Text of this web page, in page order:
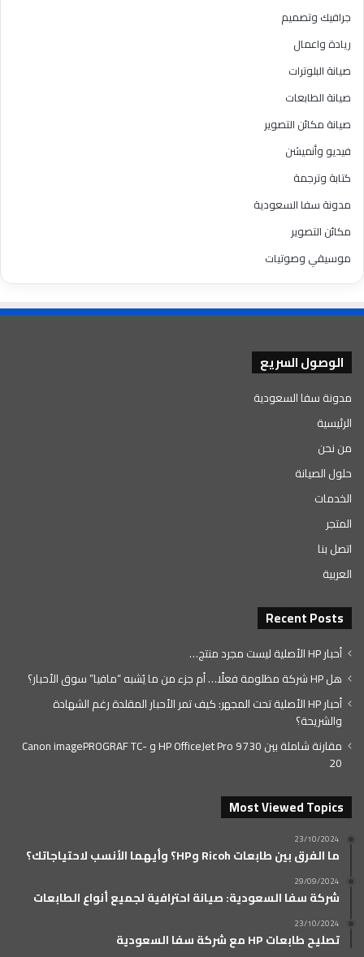
جرافيك وتصميم
ريادة واعمال
صيانة البلوترات
صيانة الطابعات
صيانة مكائن التصوير
فيديو وأنميشن
كتابة وترجمة
مدونة سفا السعودية
مكائن التصوير
موسيقي وصوتيات
الوصول السريع
مدونة سفا السعودية
الرئيسية
من نحن
حلول الصيانة
الخدمات
المتجر
اتصل بنا
العربية
Recent Posts
أحبار HP الأصلية ليست مجرد منتج…
هل HP شركة مظلومة فعلًا… أم جزء من ما يُشبه “مافيا” سوق الأحبار؟
أحبار HP الأصلية تحت المجهر: كيف تمر الأحبار المقلدة رغم الشهادة
والشريحة؟
مقارنة شاملة بين HP OfficeJet Pro 9730 و Canon imagePROGRAF TC-
20
Most Viewed Topics
23/10/2024
ما الفرق بين طابعات Ricoh وHP؟ وأيهما الأنسب لاحتياجاتك؟
29/09/2024
شركة سفا السعودية: صيانة احترافية لجميع أنواع الطابعات
23/10/2024
تصليح طابعات HP مع شركة سفا السعودية